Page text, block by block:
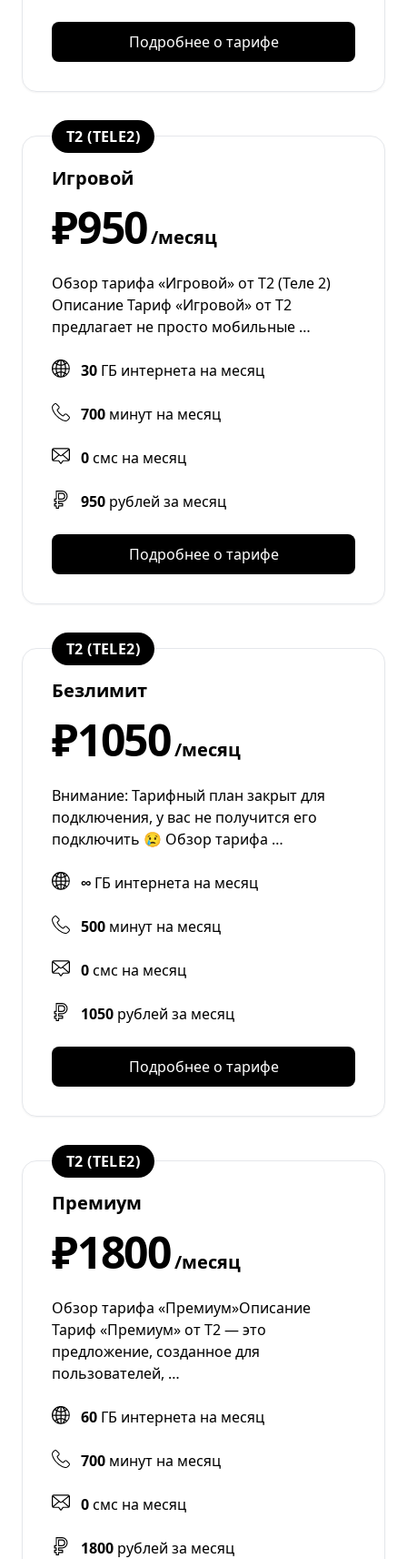
Подробнее о тарифе
T2 (TELE2)
Игровой
₽950/месяц
Обзор тарифа «Игровой» от Т2 (Теле 2)
Описание Тариф «Игровой» от T2
предлагает не просто мобильные …
30 ГБ интернета на месяц
700 минут на месяц
0смс на месяц
950 рублей за месяц
Подробнее о тарифе
T2 (TELE2)
Безлимит
₽1050/месяц
Внимание: Тарифный план закрыт для
подключения, у вас не получится его
подключить 😢 Обзор тарифа …
∞ ГБ интернета на месяц
500 минут на месяц
0смс на месяц
1050 рублей за месяц
Подробнее о тарифе
T2 (TELE2)
Премиум
₽1800/месяц
Обзор тарифа «Премиум»Описание
Тариф «Премиум» от Т2 — это
предложение, созданное для
пользователей, …
60 ГБ интернета на месяц
700 минут на месяц
0смс на месяц
1800 рублей за месяц